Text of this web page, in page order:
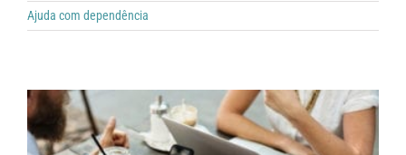
Ajuda com dependência